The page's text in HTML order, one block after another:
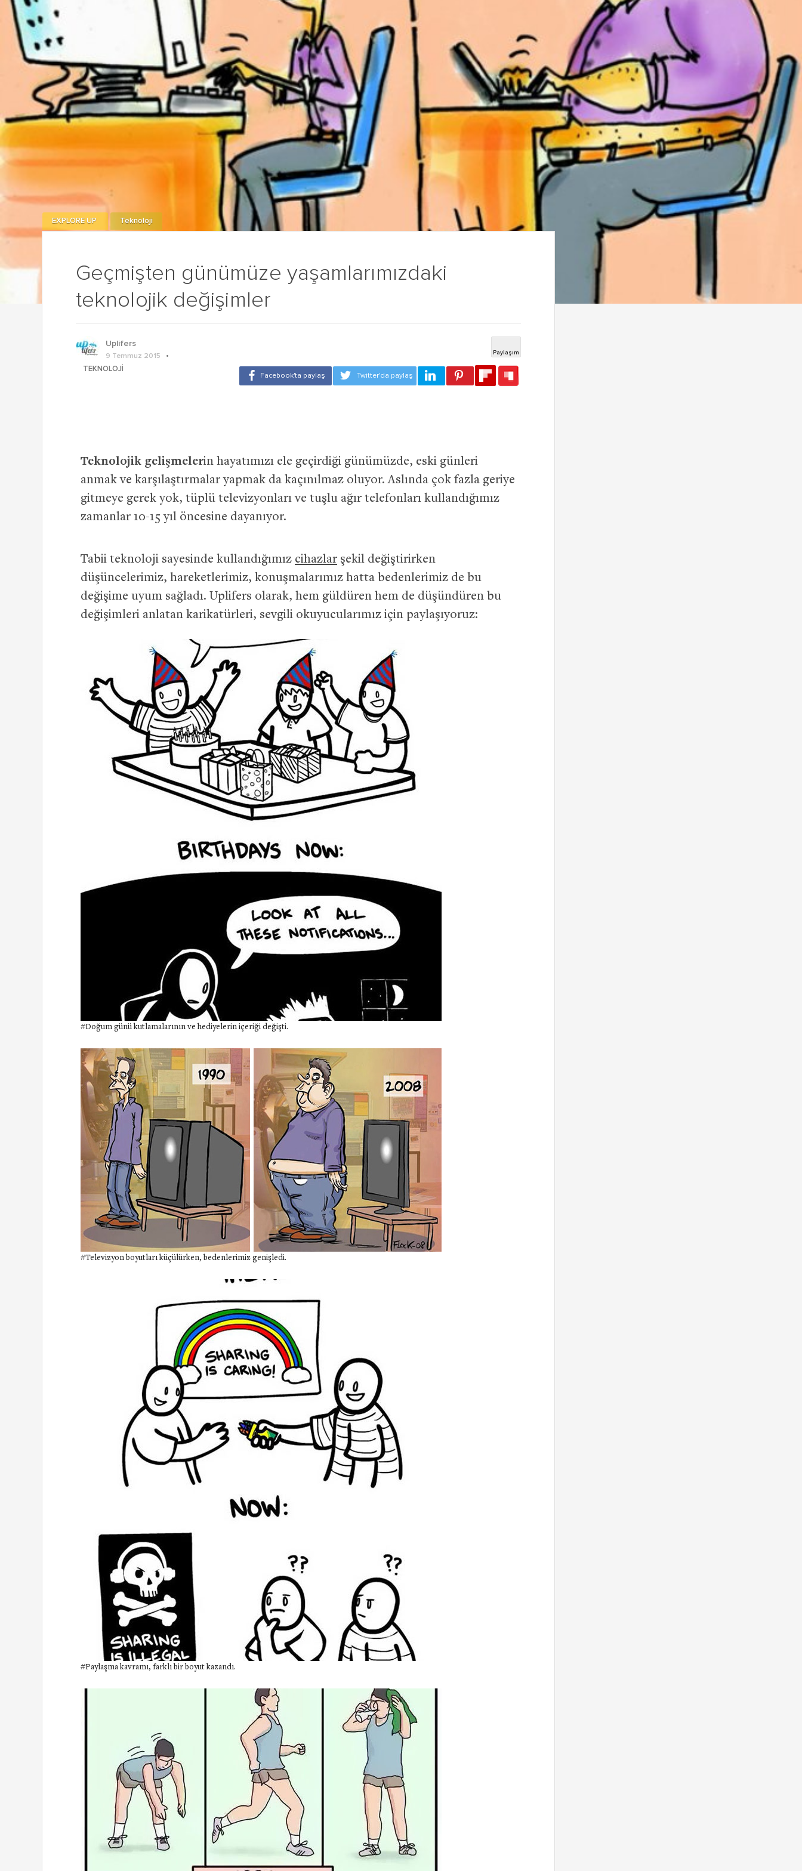
Geçmişten günümüze yaşamlarımızdaki
teknolojik değişimler
EXPLORE UP Teknoloji
Uplifers
9 Temmuz 2015
TEKNOLOJI
Teknolojik gelişmelerin hayatımızı ele geçirdiği günümüzde, eski günleri
anmak ve karşılaştırmalar yapmak da kaçınılmaz oluyor. Aslında çok fazla geriye
gitmeye gerek yok, tüplü televizyonları ve tuşlu ağır telefonları kullandığımız
zamanlar 10-15 yıl öncesine dayanıyor.
Tabii teknoloji sayesinde kullandığımız cihazlar şekil değiştirirken
düşüncelerimiz, hareketlerimiz, konuşmalarımız hatta bedenlerimiz de bu
değişime uyum sağladı. Uplifers olarak, hem güldüren hem de düşündüren bu
değişimleri anlatan karikatürleri, sevgili okuyucularımız için paylaşıyoruz:
#Doğum günü kutlamalarının ve hediyelerin içeriği değişti.
#Televizyon boyutları küçülürken, bedenlerimiz genişledi.
#Paylaşma kavramı, farklı bir boyut kazandı.